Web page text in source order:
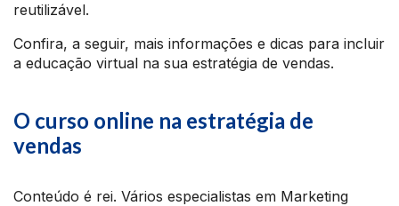
reutilizável.
Confira, a seguir, mais informações e dicas para incluir
a educação virtual na sua estratégia de vendas.
O curso online na estratégia de
vendas
Conteúdo é rei. Vários especialistas em Marketing